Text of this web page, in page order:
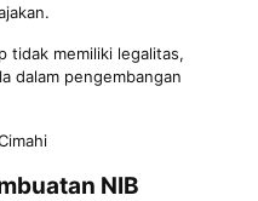
tidak memiliki legalitas,
dalam pengembangan
NIB